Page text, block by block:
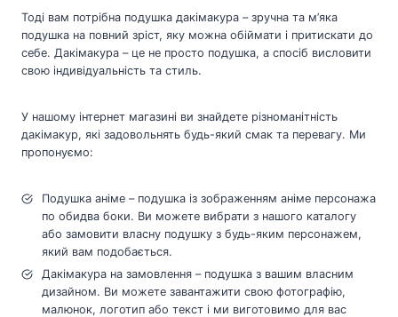
Тоді вам потрібна подушка дакімакура – зручна та м’яка
подушка на повний зріст, яку можна обіймати і притискати до
себе. Дакімакура – це не просто подушка, а спосіб висловити
свою індивідуальність та стиль.
У нашому інтернет магазині ви знайдете різноманітність
дакімакур, які задовольнять будь-який смак та перевагу. Ми
пропонуємо:
Подушка аніме – подушка із зображенням аніме персонажа
по обидва боки. Ви можете вибрати з нашого каталогу
або замовити власну подушку з будь-яким персонажем,
який вам подобається.
Дакімакура на замовлення – подушка з вашим власним
дизайном. Ви можете завантажити свою фотографію,
малюнок, логотип або текст і ми виготовимо для вас